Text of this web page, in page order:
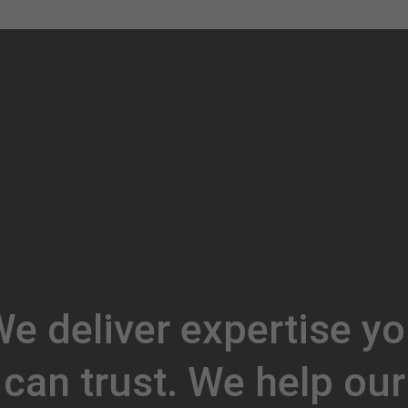
deliver expertise
can trust. We help our